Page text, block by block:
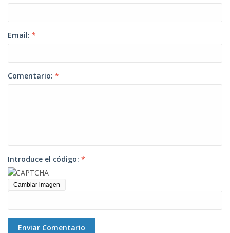
Email: *
Comentario: *
Introduce el código: *
Cambiar imagen
Enviar Comentario